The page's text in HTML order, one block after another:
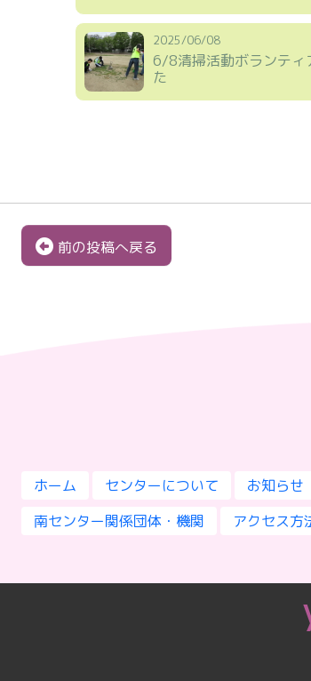
2025/06/08
6/8清掃活動ボランティ
た
前の投稿へ戻る
ホーム センターについて お知らせ
南センター関係団体・機関
アクセス方